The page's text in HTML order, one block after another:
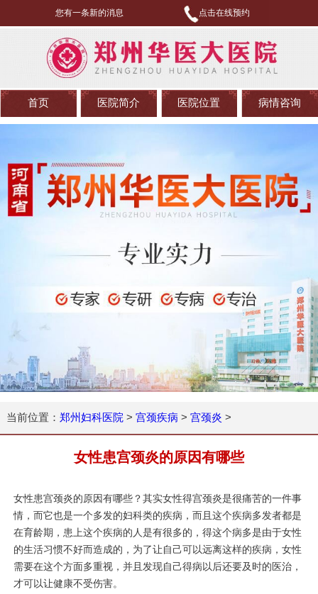
您有一条新的消息 点击在线预约
首页 医院简介 医院位置 病情咨询
当前位置： 郑州妇科医院 > 宫颈疾病 > 宫颈炎 >
女性患宫颈炎的原因有哪些
女性患宫颈炎的原因有哪些？其实女性得宫颈炎是很痛苦的一件事
情，而它也是一个多发的妇科类的疾病，而且这个疾病多发者都是
在育龄期，患上这个疾病的人是有很多的，得这个病多是由于女性
的生活习惯不好而造成的，为了让自己可以远离这样的疾病，女性
需要在这个方面多重视，并且发现自己得病以后还要及时的医治，
才可以让健康不受伤害。